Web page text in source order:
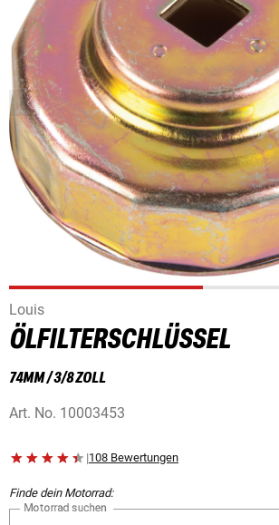
Louis
ÖLFILTERSCHLÜSSEL
74MM / 3/8 ZOLL
Art. No. 10003453
|108 Bewertungen
Finde dein Motorrad:
Motorrad suchen